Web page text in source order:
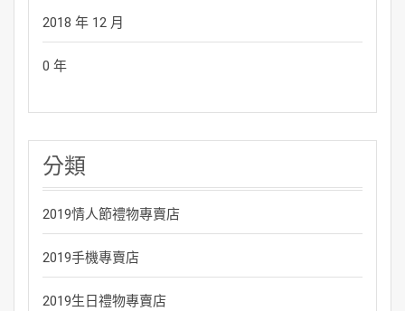
2018 年 12 月
0 年
分類
2019情人節禮物專賣店
2019手機專賣店
2019生日禮物專賣店